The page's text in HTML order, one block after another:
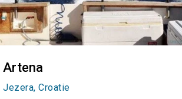
Artena
Jezera, Croatie